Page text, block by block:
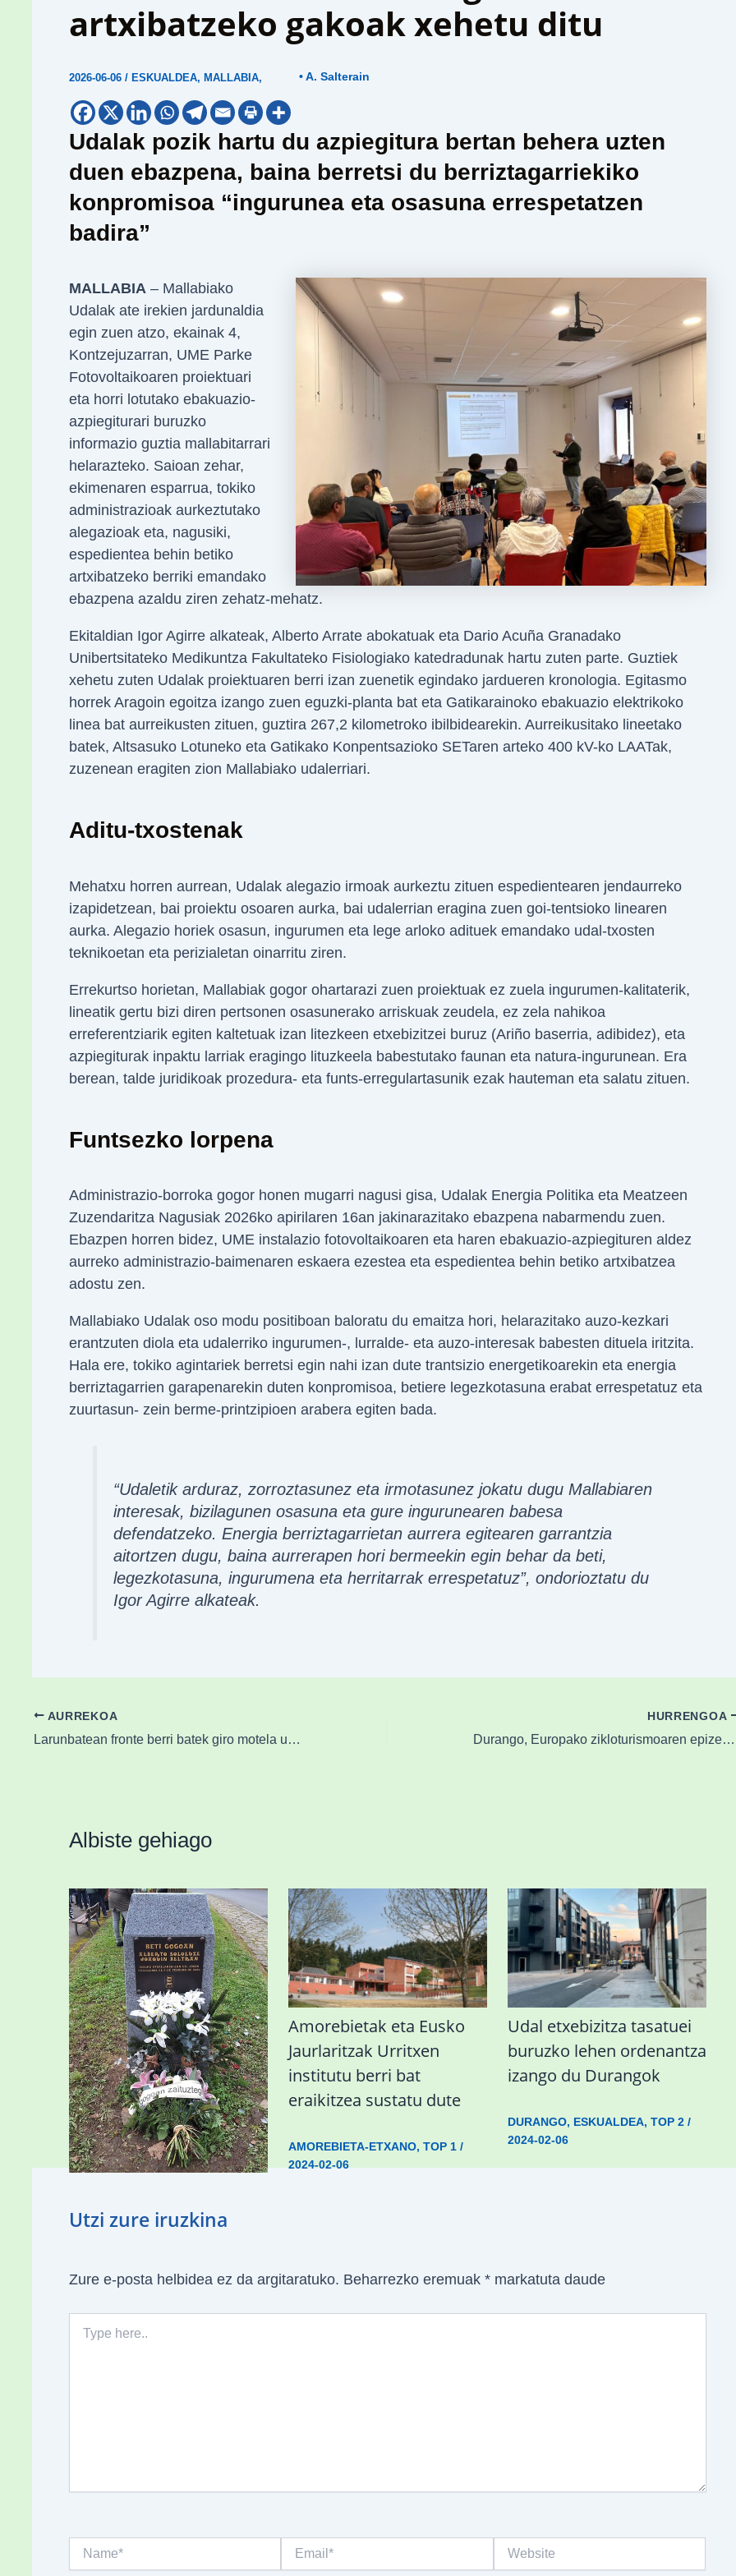
artxibatzeko gakoak xehetu ditu
2026-06-06 / ESKUALDEA, MALLABIA, • A. Salterain
Udalak pozik hartu du azpiegitura bertan behera uzten
duen ebazpena, baina berretsi du berriztagarriekiko
konpromisoa “ingurunea eta osasuna errespetatzen
badira”
MALLABIA– Mallabiako
Udalak ate irekien jardunaldia
egin zuen atzo, ekainak 4,
Kontzejuzarran, UME Parke
Fotovoltaikoaren proiektuari
eta horri lotutako ebakuazio-
azpiegiturari buruzko
informazio guztia mallabitarrari
helarazteko. Saioan zehar,
ekimenaren esparrua, tokiko
administrazioak aurkeztutako
alegazioak eta, nagusiki,
espedientea behin betiko
artxibatzeko berriki emandako
ebazpena azaldu ziren zehatz-mehatz.
Ekitaldian Igor Agirre alkateak, Alberto Arrate abokatuak eta Dario Acuña Granadako
Unibertsitateko Medikuntza Fakultateko Fisiologiako katedradunak hartu zuten parte. Guztiek
xehetu zuten Udalak proiektuaren berri izan zuenetik egindako jardueren kronologia. Egitasmo
horrek Aragoin egoitza izango zuen eguzki-planta bat eta Gatikarainoko ebakuazio elektrikoko
linea bat aurreikusten zituen, guztira 267,2 kilometroko ibilbidearekin. Aurreikusitako lineetako
batek, Altsasuko Lotuneko eta Gatikako Konpentsazioko SETaren arteko 400 kV-ko LAATak,
zuzenean eragiten zion Mallabiako udalerriari.
Aditu-txostenak
Mehatxu horren aurrean, Udalak alegazio irmoak aurkeztu zituen espedientearen jendaurreko
izapidetzean, bai proiektu osoaren aurka, bai udalerrian eragina zuen goi-tentsioko linearen
aurka. Alegazio horiek osasun, ingurumen eta lege arloko adituek emandako udal-txosten
teknikoetan eta perizialetan oinarritu ziren.
Errekurtso horietan, Mallabiak gogor ohartarazi zuen proiektuak ez zuela ingurumen-kalitaterik,
lineatik gertu bizi diren pertsonen osasunerako arriskuak zeudela, ez zela nahikoa
erreferentziarik egiten kaltetuak izan litezkeen etxebizitzei buruz (Ariño baserria, adibidez), eta
azpiegiturak inpaktu larriak eragingo lituzkeela babestutako faunan eta natura-ingurunean. Era
berean, talde juridikoak prozedura- eta funts-erregulartasunik ezak hauteman eta salatu zituen.
Funtsezko lorpena
Administrazio-borroka gogor honen mugarri nagusi gisa, Udalak Energia Politika eta Meatzeen
Zuzendaritza Nagusiak 2026ko apirilaren 16an jakinarazitako ebazpena nabarmendu zuen.
Ebazpen horren bidez, UME instalazio fotovoltaikoaren eta haren ebakuazio-azpiegituren aldez
aurreko administrazio-baimenaren eskaera ezestea eta espedientea behin betiko artxibatzea
adostu zen.
Mallabiako Udalak oso modu positiboan baloratu du emaitza hori, helarazitako auzo-kezkari
erantzuten diola eta udalerriko ingurumen-, lurralde- eta auzo-interesak babesten dituela iritzita.
Hala ere, tokiko agintariek berretsi egin nahi izan dute trantsizio energetikoarekin eta energia
berriztagarrien garapenarekin duten konpromisoa, betiere legezkotasuna erabat errespetatuz eta
zuurtasun- zein berme-printzipioen arabera egiten bada.
“Udaletik arduraz, zorroztasunez eta irmotasunez jokatu dugu Mallabiaren
interesak, bizilagunen osasuna eta gure ingurunearen babesa
defendatzeko. Energia berriztagarrietan aurrera egitearen garrantzia
aitortzen dugu, baina aurrerapen hori bermeekin egin behar da beti,
legezkotasuna, ingurumena eta herritarrak errespetatuz”, ondorioztatu du
Igor Agirre alkateak.
AURREKOA
Larunbatean fronte berri batek giro motela utziko du
HURRENGOA
Durango, Europako zikloturismoaren epizentroa igande honetan
Albiste gehiago
«Azkenengo 40 urteetan
Zaldibar jo zuen
ingurumen-
hondamendirik larriena»
ESKUALDEA,ZALDIBAR/2024-02-
06
Amorebietak eta Eusko
Jaurlaritzak Urritxen
institutu berri bat
eraikitzea sustatu dute
AMOREBIETA-ETXANO, TOP 1/
2024-02-06
Udal etxebizitza tasatuei
buruzko lehen ordenantza
izango du Durangok
DURANGO, ESKUALDEA, TOP 2/
2024-02-06
Utzi zure iruzkina
Zure e-posta helbidea ez da argitaratuko. Beharrezko eremuak *markatuta daude
here..
Name* Email* Website